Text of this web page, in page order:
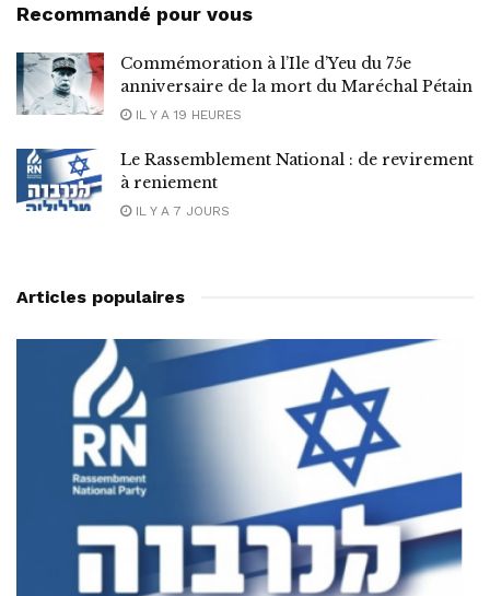
Recommandé pour vous
Commémoration à l’Ile d’Yeu du 75e
anniversaire de la mort du Maréchal Pétain
IL Y A 19 HEURES
Le Rassemblement National : de revirement
à reniement
IL Y A 7 JOURS
Articles populaires